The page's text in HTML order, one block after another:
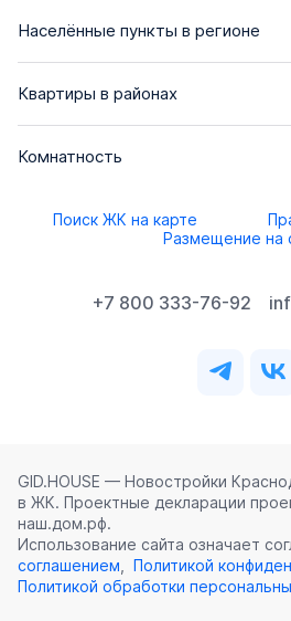
Населённые пункты в регионе
Квартиры в районах
Комнатность
Поиск ЖК на карте
Размещение на
+7 800 333-76-92
GID.HOUSE — Новостройки
в ЖК. Проектные декларации
наш.дом.рф.
Использование сайта означает
соглашением
Политикой
Политикой обработки